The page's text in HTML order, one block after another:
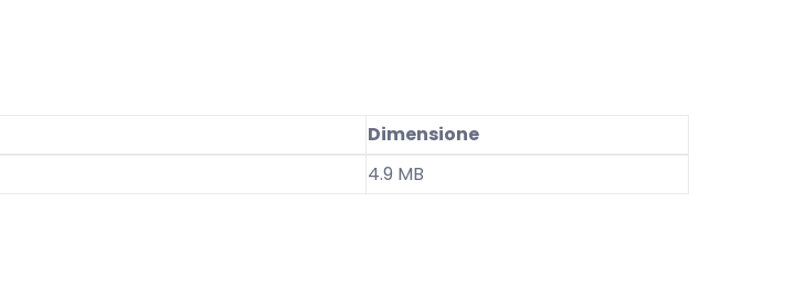
Dimensione
4.9 MB